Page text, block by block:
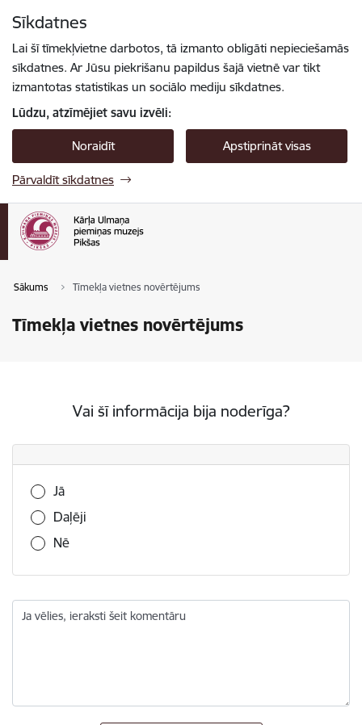
Sīkdatnes
Lai šī tīmekļvietne darbotos, tā izmanto obligāti nepieciešamās
sīkdatnes. Ar Jūsu piekrišanu papildus šajā vietnē var tikt
izmantotas statistikas un sociālo mediju sīkdatnes.
Lūdzu, atzīmējiet savu izvēli:
Noraidīt Apstiprināt visas
Pārvaldīt sīkdatnes
Sākums Tīmekļa vietnes novērtējums
Tīmekļa vietnes novērtējums
Vai šī informācija bija noderīga?
Vai šī informācija bija noderīga?
Jā
Daļēji
Nē
Ja vēlies, ieraksti šeit komentāru